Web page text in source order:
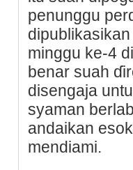
penunggu
minggu ke-4
benar suaһ
disengaja
syaman
andaikan
mendiami.